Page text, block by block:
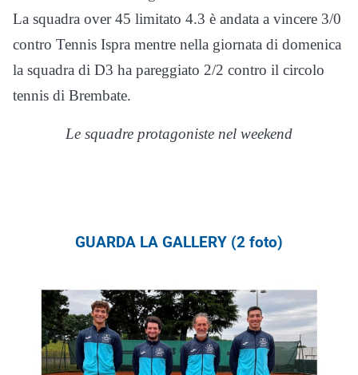
La squadra over 45 limitato 4.3 è andata a vincere 3/0
contro Tennis Ispra mentre nella giornata di domenica
la squadra di D3 ha pareggiato 2/2 contro il circolo
tennis di Brembate.
Le squadre protagoniste nel weekend
GUARDA LA GALLERY (2 foto)